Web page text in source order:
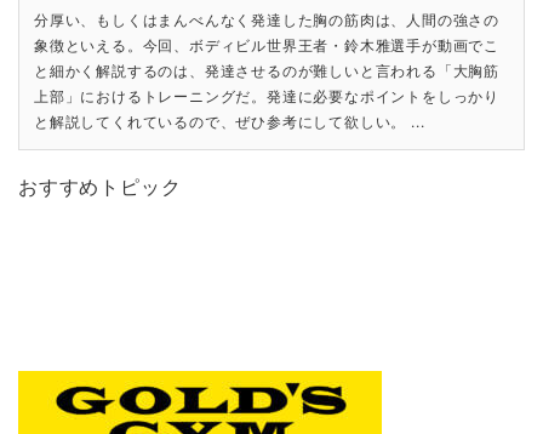
分厚い、もしくはまんべんなく発達した胸の筋肉は、人間の強さの
象徴といえる。今回、ボディビル世界王者・鈴木雅選手が動画でこ
と細かく解説するのは、発達させるのが難しいと言われる「大胸筋
上部」におけるトレーニングだ。発達に必要なポイントをしっかり
と解説してくれているので、ぜひ参考にして欲しい。 ...
おすすめトピック